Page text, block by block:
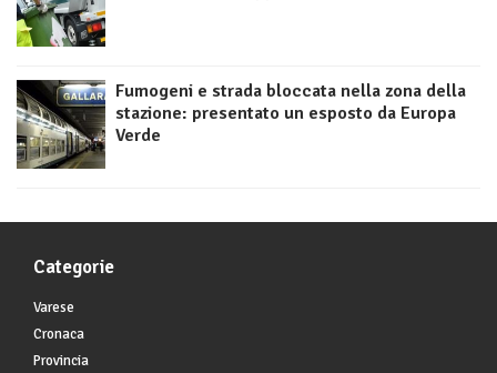
Fumogeni e strada bloccata nella zona della
stazione: presentato un esposto da Europa
Verde
Categorie
Varese
Cronaca
Provincia